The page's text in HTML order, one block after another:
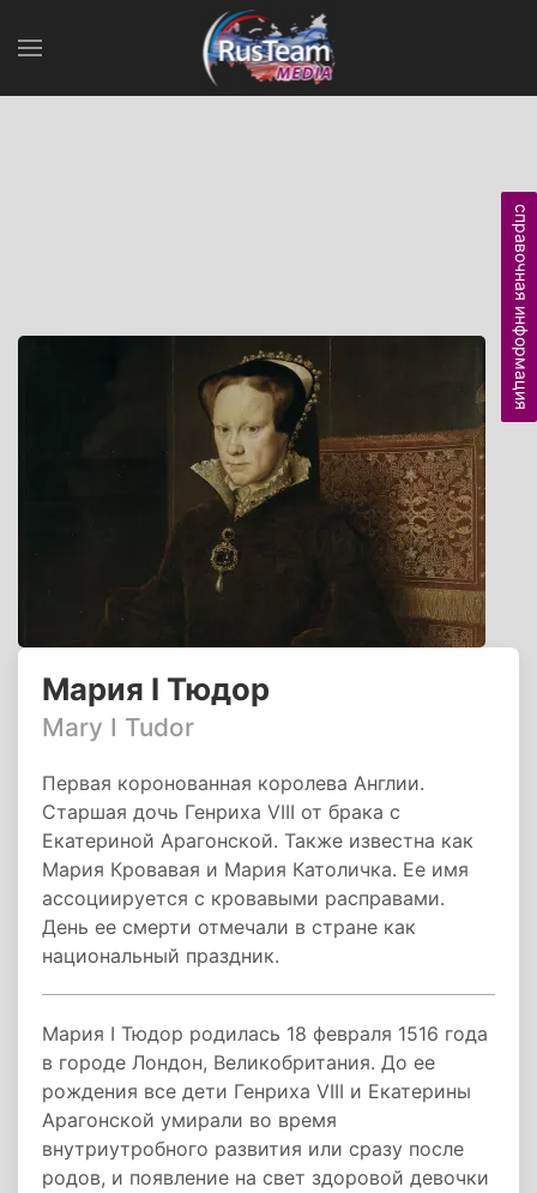
Мария I Тюдор
Mary I Tudor
Первая коронованная королева Англии.
Старшая дочь Генриха VIII от брака с
Екатериной Арагонской. Также известна как
Мария Кровавая и Мария Католичка. Ее имя
ассоциируется с кровавыми расправами.
День ее смерти отмечали в стране как
национальный праздник.
Мария I Тюдор родилась 18 февраля 1516 года
в городе Лондон, Великобритания. До ее
рождения все дети Генриха VIII и Екатерины
Арагонской умирали во время
внутриутробного развития или сразу после
родов, и появление на свет здоровой девочки
справочная информация